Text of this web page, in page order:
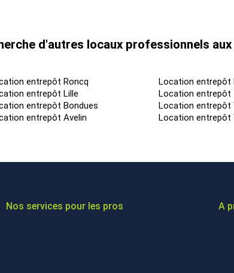
d'autres locaux professionnels
entrepôt Roncq
entrepôt Lille
entrepôt Bondues
entrepôt Avelin
Location entrepôt
Location entrepôt
Location entrepôt
Location entrepôt
Nos services pour les pros A